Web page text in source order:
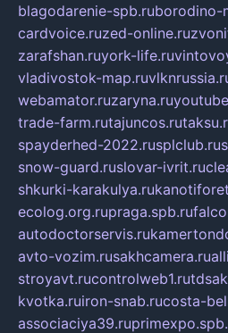
blagodarenie-spb.ruborodino-
cardvoice.ruzed-online.ru
zarafshan.ruyork-life.ru
vladivostok-map.ru
webamator.ruzaryna.ru
trade-farm.rutajuncos.ru
spayderhed-2022.rusplclub.ru
snow-guard.ruslovar-ivrit.ru
shkurki-karakulya.ru
ecolog.org.rupraga.spb.ru
autodoctorservis.ru
avto-vozim.rusakhcamera.ru
stroyavt.rucontrolweb1.ru
kvotka.ruiron-snab.rucosta-
associaciya39.ru